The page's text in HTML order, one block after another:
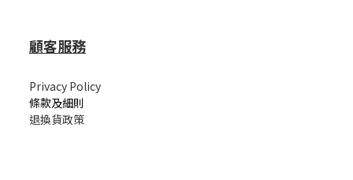
顧客服務
Privacy Policy
條款及細則
退換貨政策